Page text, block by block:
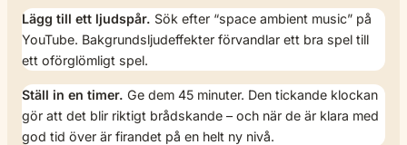
Lägg till ett ljudspår. Sök efter “space ambient music” på
YouTube. Bakgrundsljudeffekter förvandlar ett bra spel till
ett oförglömligt spel.
Ställ in en timer. Ge dem 45 minuter. Den tickande klockan
gör att det blir riktigt brådskande – och när de är klara med
god tid över är firandet på en helt ny nivå.